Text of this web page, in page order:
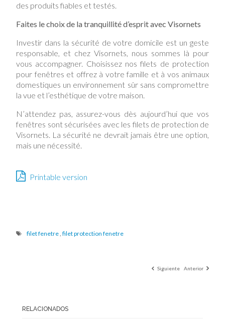
des produits fiables et testés.
Faites le choix de la tranquillité d’esprit avec Visornets
Investir dans la sécurité de votre domicile est un geste
responsable, et chez Visornets, nous sommes là pour
vous accompagner. Choisissez nos filets de protection
pour fenêtres et offrez à votre famille et à vos animaux
domestiques un environnement sûr sans compromettre
la vue et l’esthétique de votre maison.
N’attendez pas, assurez-vous dès aujourd’hui que vos
fenêtres sont sécurisées avec les filets de protection de
Visornets. La sécurité ne devrait jamais être une option,
mais une nécessité.
Printable version
filet fenetre, filet protection fenetre
Siguiente Anterior
RELACIONADOS